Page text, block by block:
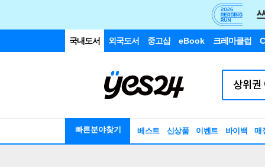
국내도서 외국도서 중고샵 eBook 크레마클럽
빠른분야찾기 베스트 신상품 이벤트 바이백 매